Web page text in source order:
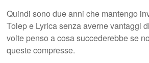
Quindi sono due anni che mantengo
Tolep e Lyrica senza averne vantaggi
volte penso a cosa succederebbe se
queste compresse.